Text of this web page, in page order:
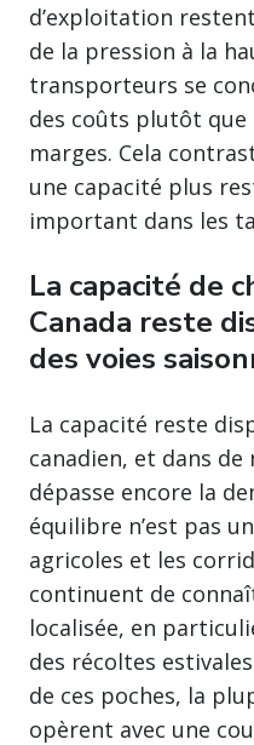
d’exploitation
de la pression à la
transporteurs se
des coûts plutôt que
marges. Cela
une capacité plus
important dans les
La capacité de
Canada reste
des voies
La capacité reste
canadien, et dans
dépasse encore la
équilibre n’est pas
agricoles et les
continuent de
localisée, en
des récoltes
de ces poches, la
opèrent avec une